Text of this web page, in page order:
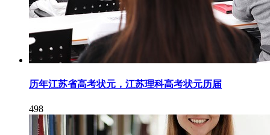
历年江苏省高考状元，江苏理科高考状元历届
498